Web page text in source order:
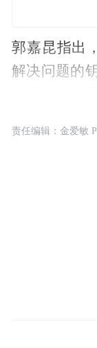
郭嘉昆指出
解决问题的
正视自身问
治、甩锅推
责任编辑：金爱敏